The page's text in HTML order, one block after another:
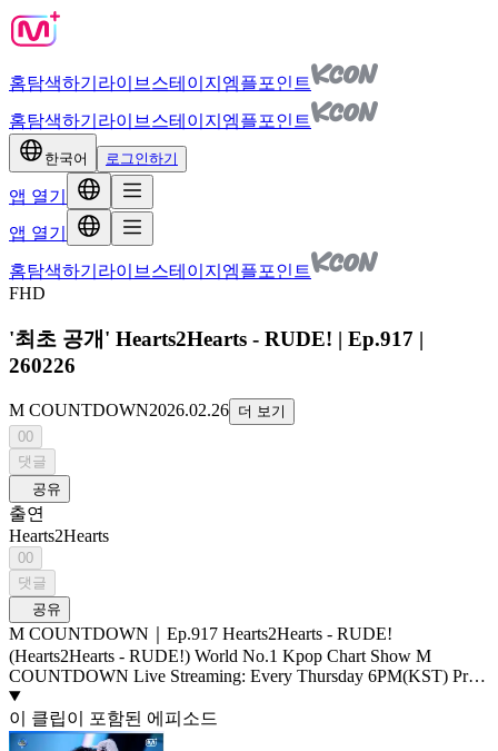
홈탐색하기 라이브 스테이지 엠플포인트
홈탐색하기 라이브 스테이지 엠플포인트
한국어 로그인하기
앱 열기
앱 열기
홈탐색하기 라이브 스테이지 엠플포인트
FHD
'최초 공개' Hearts2Hearts - RUDE! | Ep.917 |
260226
M COUNTDOWN2026.02.26 더 보기
00
댓글
공유
출연
Hearts2Hearts
00
댓글
공유
M COUNTDOWN｜Ep.917 Hearts2Hearts - RUDE!
(Hearts2Hearts - RUDE!) World No.1 Kpop Chart Show M
COUNTDOWN Live Streaming: Every Thursday 6PM(KST) Pre-
Vote: Every Saturday 00 : 00 ~ Monday 23 : 59(KST)
이 클립이 포함된 에피소드